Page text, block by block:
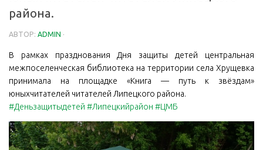
района.
АВТОР: ADMIN ·
В рамках празднования Дня защиты детей центральная
межпоселенческая библиотека на территории села Хрущевка
принимала на площадке «Книга — путь к звёздам»
юныхчитателей читателей Липецкого района.
#Деньзащитыдетей #Липецкийрайон #ЦМБ